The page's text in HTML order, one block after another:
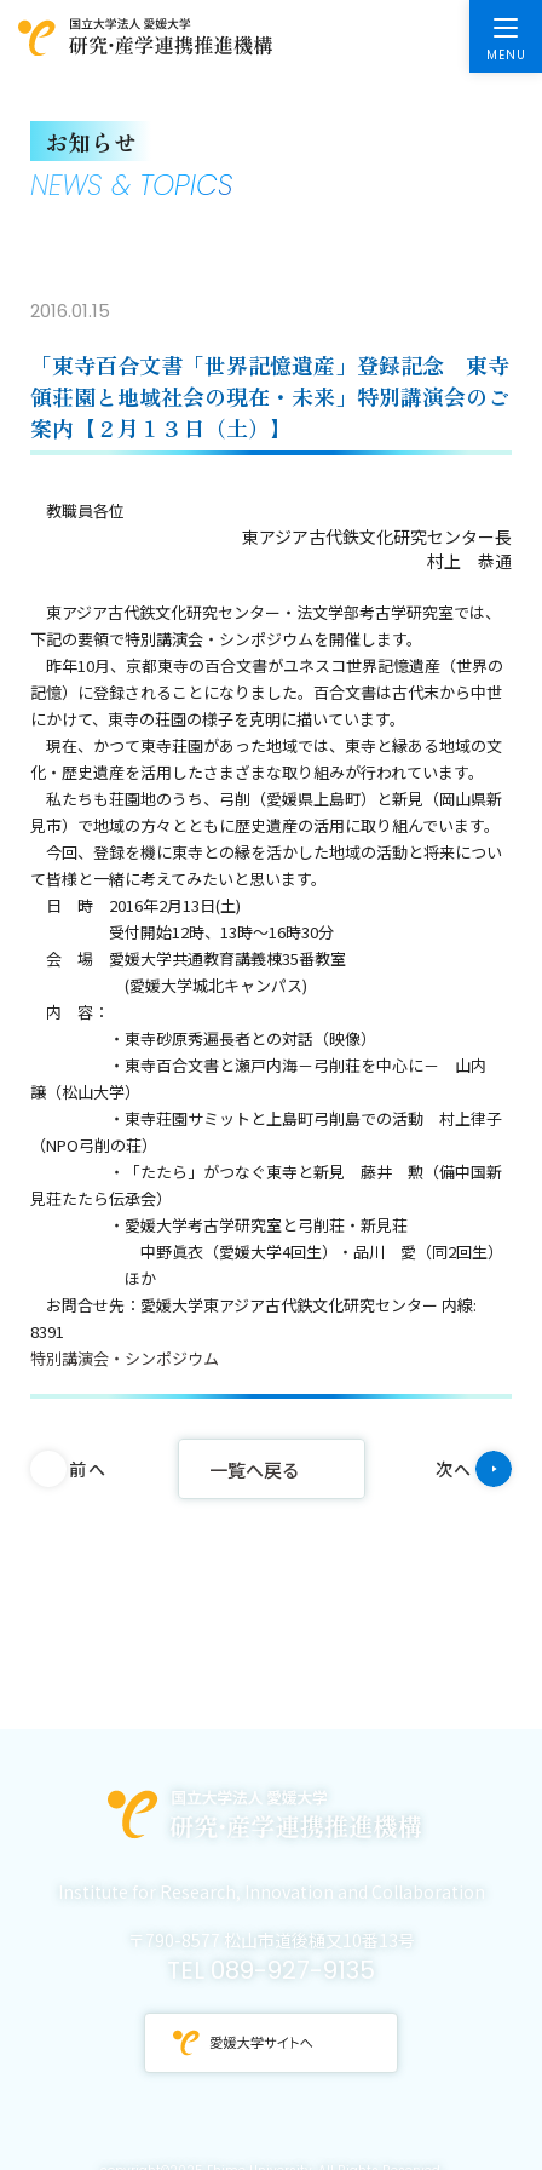
お知らせ
NEWS & TOPICS
2016.01.15
「東寺百合文書「世界記憶遺産」登録記念 東寺
領荘園と地域社会の現在・未来」特別講演会のご
案内【２月１３日（土）】
教職員各位
東アジア古代鉄文化研究センター長
村上 恭通
東アジア古代鉄文化研究センター・法文学部考古学研究室では、
下記の要領で特別講演会・シンポジウムを開催します。
昨年10月、京都東寺の百合文書がユネスコ世界記憶遺産（世界の
記憶）に登録されることになりました。百合文書は古代末から中世
にかけて、東寺の荘園の様子を克明に描いています。
現在、かつて東寺荘園があった地域では、東寺と縁ある地域の文
化・歴史遺産を活用したさまざまな取り組みが行われています。
私たちも荘園地のうち、弓削（愛媛県上島町）と新見（岡山県新
見市）で地域の方々とともに歴史遺産の活用に取り組んでいます。
今回、登録を機に東寺との縁を活かした地域の活動と将来につい
て皆様と一緒に考えてみたいと思います。
日 時 2016年2月13日(土)
受付開始12時、13時～16時30分
会 場 愛媛大学共通教育講義棟35番教室
(愛媛大学城北キャンパス)
内 容：
・東寺砂原秀遍長者との対話（映像）
・東寺百合文書と瀬戸内海－弓削荘を中心に－ 山内
譲（松山大学）
・東寺荘園サミットと上島町弓削島での活動 村上律子
（NPO弓削の荘）
・「たたら」がつなぐ東寺と新見 藤井 勲（備中国新
見荘たたら伝承会）
・愛媛大学考古学研究室と弓削荘・新見荘
中野眞衣（愛媛大学4回生）・品川 愛（同2回生）
ほか
お問合せ先：愛媛大学東アジア古代鉄文化研究センター 内線:
8391
特別講演会・シンポジウム
前へ 一覧へ戻る 次へ
Institute for Research,
Innovation and Collaboration
〒790-8577 松山市道後樋又10番13号
TEL 089-927-9135